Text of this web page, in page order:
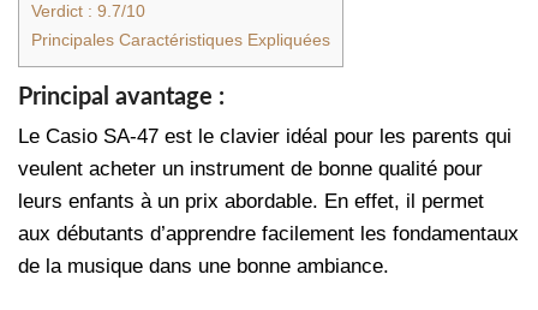
Verdict : 9.7/10
Principales Caractéristiques Expliquées
Principal avantage :
Le Casio SA-47 est le clavier idéal pour les parents qui
veulent acheter un instrument de bonne qualité pour
leurs enfants à un prix abordable. En effet, il permet
aux débutants d’apprendre facilement les fondamentaux
de la musique dans une bonne ambiance.